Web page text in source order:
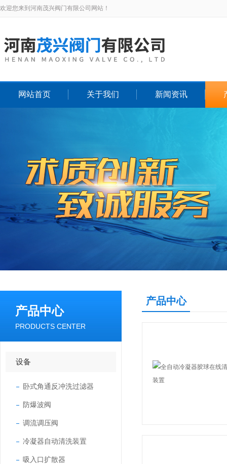
欢迎您来到河南茂兴阀门有限公司网站！
网站首页 关于我们 新闻资讯
产品中心
PRODUCTS CENTER
设备
卧式角通反冲洗过滤器
防爆波阀
调流调压阀
冷凝器自动清洗装置
吸入口扩散器
产品中心